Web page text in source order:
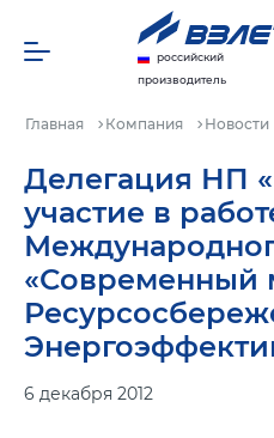
российский
производитель
Главная Компания Новости
Делегация НП
участие в
«Современный
6 декабря 2012